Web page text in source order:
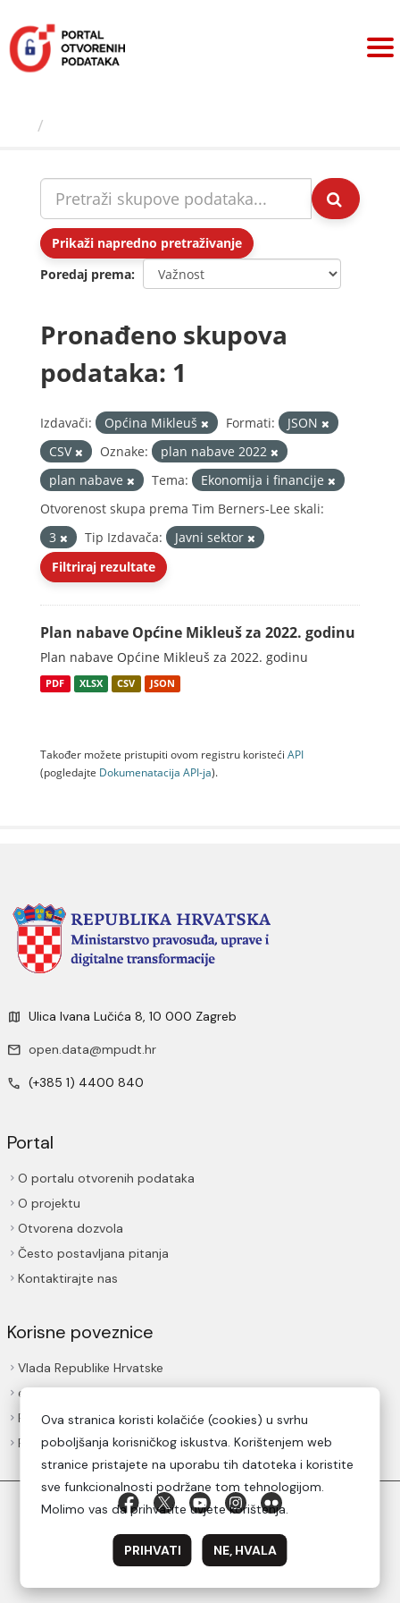
sadržaj
Prikaži napredno pretraživanje
Poredaj prema
Pronađeno skupova
podataka: 1
Izdavači: Općina Mikleuš Formati:
JSON
CSV
Oznake:
plan nabave 2022
plan nabave
Tema:
Ekonomija i financije
Otvorenost skupa prema Tim Berners-Lee skali:
3
Tip Izdavača:
Javni sektor
Filtriraj rezultate
Plan nabave Općine Mikleuš za 2022. godinu
Plan nabave Općine Mikleuš za 2022. godinu
PDF XLSX CSV JSON
Također možete pristupiti ovom registru koristeći API
(pogledajte Dokumenаtаcijа API-jа).